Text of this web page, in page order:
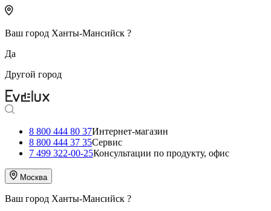
Ваш город Ханты-Мансийск ?
Да
Другой город
8 800 444 80 37Интернет-магазин
8 800 444 37 35Сервис
7 499 322-00-25Консультации по продукту, офис
Москва
Ваш город Ханты-Мансийск ?